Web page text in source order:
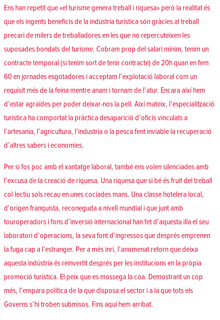
Ens han repetit que «el turisme genera treball i riquesa» però la realitat és
que els ingents beneficis de la indústria turística són gràcies al treball
precari de milers de treballadores en les que no repercuteixen les
suposades bondats del turisme. Cobram prop del salari mínim, tenim un
contracte temporal (si tenim sort de tenir contracte) de 20h quan en fem
60 en jornades esgotadores i acceptam l’explotació laboral com un
requisit més de la feina mentre anam i tornam de l’atur. Encara així hem
d’estar agraïdes per poder deixar-nos la pell. Així mateix, l’especialització
turística ha comportat la pràctica desaparició d’oficis vinculats a
l’artesania, l’agricultura, l’industria o la pesca fent inviable la recuperació
d’altres sabers i economies.
Per si fos poc amb el xantatge laboral, també ens volen silenciades amb
l’excusa de la creació de riquesa. Una riquesa que si bé és fruit del treball
col·lectiu sols recau en unes cociades mans. Una classe hotelera local,
d’origen franquista, reconeguda a nivell mundial i que junt amb
touroperadors i fons d’inversió internacional han fet d’aquesta illa el seu
laboratori d’operacions, la seva font d’ingressos que després emprenen
la fuga cap a l’estranger. Per a més inri, l’anomenat retorn que deixa
aquesta indústria és reinvertit després per les institucions en la pròpia
promoció turística. El peix que es mossega la coa. Demostrant un cop
més, l’empara política de la que disposa el sector i a la que tots els
Governs s’hi troben submisos. Fins aquí hem arribat.